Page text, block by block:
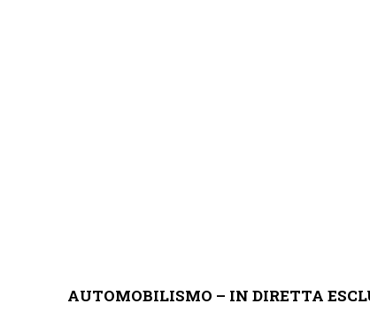
AUTOMOBILISMO – IN DIRETTA